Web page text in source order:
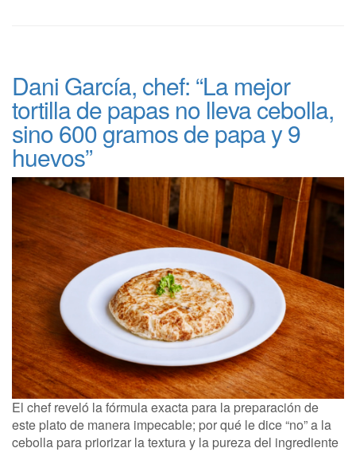
Dani García, chef: “La mejor
tortilla de papas no lleva cebolla,
sino 600 gramos de papa y 9
huevos”
El chef reveló la fórmula exacta para la preparación de
este plato de manera impecable; por qué le dice “no” a la
cebolla para priorizar la textura y la pureza del ingrediente